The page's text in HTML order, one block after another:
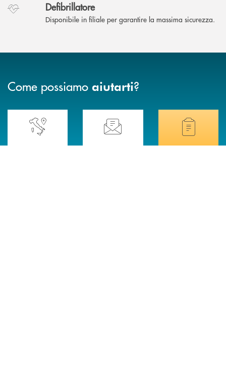
Defibrillatore
Disponibile in filiale per garantire la massima sicurezza.
Come possiamo aiutarti?
Accedi all' elenco completo delle nostre&nbsp; filiali .
Ti serve assistenza immediata? Contattaci!
Hai bisogno di